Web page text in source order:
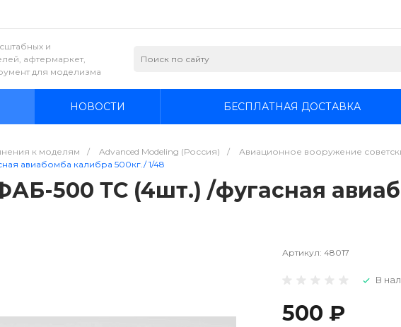
и
афтермаркет,
для моделизма
НОВОСТИ БЕСПЛАТНАЯ ДОСТАВКА
к моделям / Advanced Modeling (Россия) / Авиационное вооружение
авиабомба калибра 500кг./ 1/48
500 ТС (4шт.) /фугасная
Артикул: 48017
В
500 ₽